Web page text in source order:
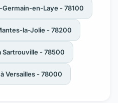
en-Laye - 78100
la-Jolie - 78200
Sartrouville - 78500
Versailles - 78000